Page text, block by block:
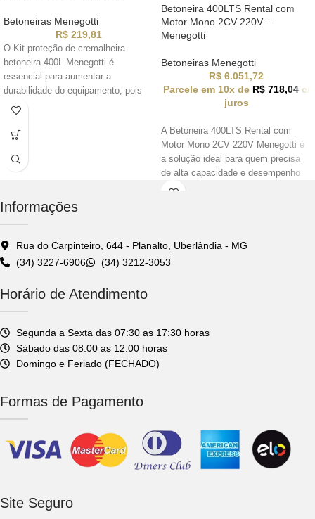
Betoneiras Menegotti
R$ 219,81
O Kit proteção de cremalheira
betoneira 400L Menegotti é
essencial para aumentar a
durabilidade do equipamento, pois
protege a engrenagem contra
prematuro, garantindo mais
Betoneira 400LTS Rental com
Motor Mono 2CV 220V –
Menegotti
Betoneiras Menegotti
R$ 6.051,72
Parcele em 10x de R$718,04 c/
juros
A Betoneira 400LTS Rental com
Motor Mono 2CV 220V Menegotti é
a solução ideal para quem precisa
de alta capacidade e desempenho
na mistura de concreto, aliando
Informações
Rua do Carpinteiro, 644 - Planalto, Uberlândia - MG
(34) 3227-6906
(34) 3212-3053
Horário de Atendimento
Segunda a Sexta das 07:30 as 17:30 horas
Sábado das 08:00 as 12:00 horas
Domingo e Feriado (FECHADO)
Formas de Pagamento
Site Seguro